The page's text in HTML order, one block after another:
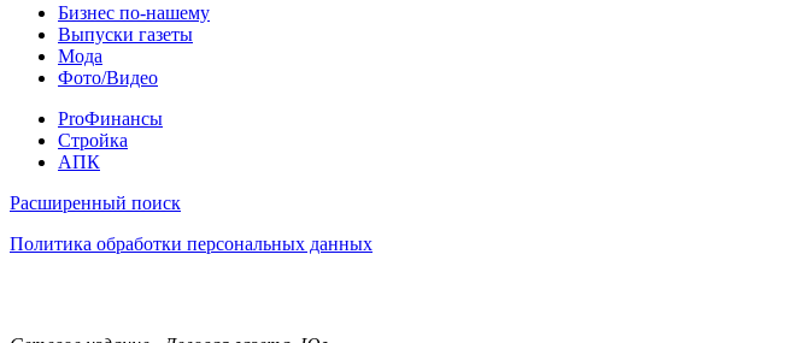
Разное
Бизнес по-нашему
Выпуски газеты
Мода
Фото/Видео
Pro
ProФинансы
Стройка
АПК
Информация
Расширенный поиск
Политика обработки персональных данных